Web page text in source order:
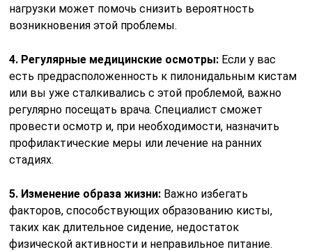
нагрузки может помочь снизить вероятность
возникновения этой проблемы.
4. Регулярные медицинские осмотры: Если у вас
есть предрасположенность к пилонидальным кистам
или вы уже сталкивались с этой проблемой, важно
регулярно посещать врача. Специалист сможет
провести осмотр и, при необходимости, назначить
профилактические меры или лечение на ранних
стадиях.
5. Изменение образа жизни: Важно избегать
факторов, способствующих образованию кисты,
таких как длительное сидение, недостаток
физической активности и неправильное питание.